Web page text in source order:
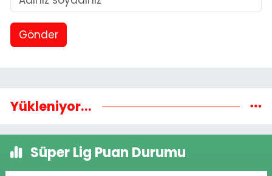
Gönder
Yükleniyor...
Süper Lig Puan Durumu